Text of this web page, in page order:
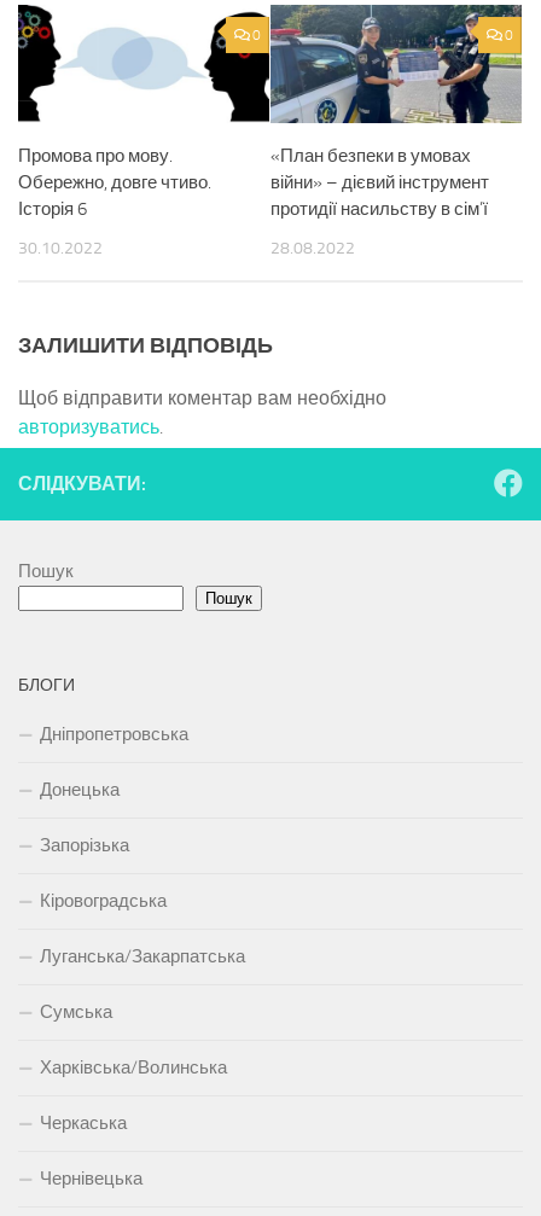
0
Промова про мову.
Обережно, довге чтиво.
Історія 6
30.10.2022
0
«План безпеки в умовах
війни» – дієвий інструмент
протидії насильству в сім’ї
28.08.2022
ЗАЛИШИТИ ВІДПОВІДЬ
Щоб відправити коментар вам необхідно
авторизуватись.
СЛІДКУВАТИ:
Пошук
Пошук
БЛОГИ
Дніпропетровська
Донецька
Запорізька
Кіровоградська
Луганська/Закарпатська
Сумська
Харківська/Волинська
Черкаська
Чернівецька